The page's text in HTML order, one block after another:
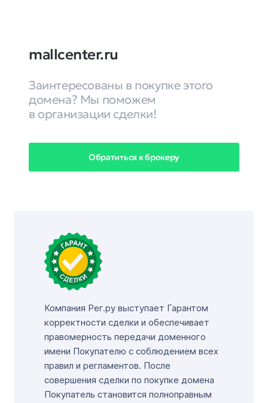
mallcenter.ru
Заинтересованы в покупке этого
домена? Мы поможем
в организации сделки!
Обратиться к брокеру
Компания Рег.ру выступает Гарантом
корректности сделки и обеспечивает
правомерность передачи доменного
имени Покупателю с соблюдением всех
правил и регламентов. После
совершения сделки по покупке домена
Покупатель становится полноправным